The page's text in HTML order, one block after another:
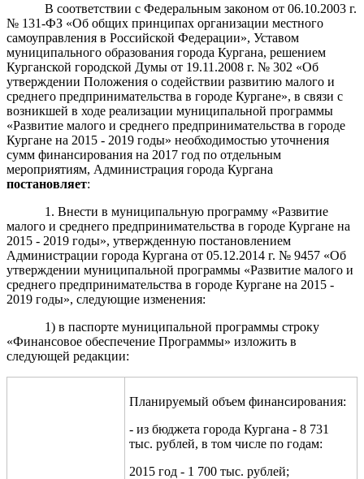
В соответствии с Федеральным законом от 06.10.2003 г.
№ 131-ФЗ «Об общих принципах организации местного
самоуправления в Российской Федерации», Уставом
муниципального образования города Кургана, решением
Курганской городской Думы от 19.11.2008 г. № 302 «Об
утверждении Положения о содействии развитию малого и
среднего предпринимательства в городе Кургане», в связи с
возникшей в ходе реализации муниципальной программы
«Развитие малого и среднего предпринимательства в городе
Кургане на 2015 - 2019 годы» необходимостью уточнения
сумм финансирования на 2017 год по отдельным
мероприятиям, Администрация города Кургана
постановляет:
1. Внести в муниципальную программу «Развитие
малого и среднего предпринимательства в городе Кургане на
2015 - 2019 годы», утвержденную постановлением
Администрации города Кургана от 05.12.2014 г. № 9457 «Об
утверждении муниципальной программы «Развитие малого и
среднего предпринимательства в городе Кургане на 2015 -
2019 годы», следующие изменения:
1) в паспорте муниципальной программы строку
«Финансовое обеспечение Программы» изложить в
следующей редакции:
Планируемый объем финансирования:
- из бюджета города Кургана - 8 731
тыс. рублей, в том числе по годам:
2015 год - 1 700 тыс. рублей;